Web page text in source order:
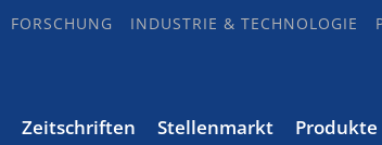
FORSCHUNG INDUSTRIE & TECHNOLOGIE
Zeitschriften Stellenmarkt Produkte